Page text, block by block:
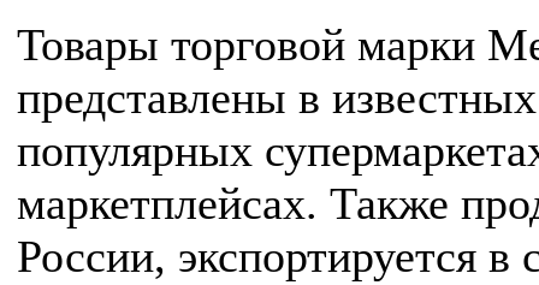
Товары торговой марки
представлены в
популярных
маркетплейсах. Также
России, экспортируется